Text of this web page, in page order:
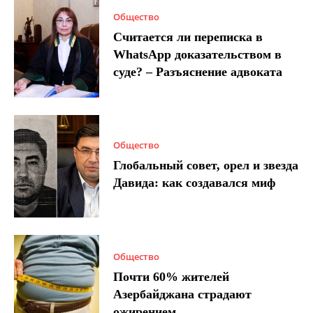
Общество
Считается ли переписка в
WhatsApp доказательством в
суде? – Разъяснение адвоката
Общество
Глобальный совет, орел и звезда
Давида: как создавался миф
Общество
Почти 60% жителей
Азербайджана страдают